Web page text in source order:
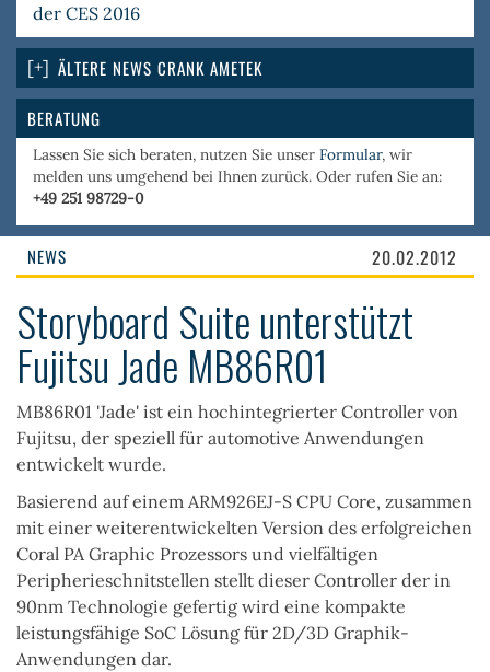
der CES 2016
ÄLTERE NEWS CRANK AMETEK
BERATUNG
Lassen Sie sich beraten, nutzen Sie unser Formular, wir
melden uns umgehend bei Ihnen zurück. Oder rufen Sie an:
+49 251 98729-0
NEWS 20.02.2012
Storyboard Suite unterstützt
Fujitsu Jade MB86R01
MB86R01 'Jade' ist ein hochintegrierter Controller von
Fujitsu, der speziell für automotive Anwendungen
entwickelt wurde.
Basierend auf einem ARM926EJ-S CPU Core, zusammen
mit einer weiterentwickelten Version des erfolgreichen
Coral PA Graphic Prozessors und vielfältigen
Peripherieschnitstellen stellt dieser Controller der in
90nm Technologie gefertig wird eine kompakte
leistungsfähige SoC Lösung für 2D/3D Graphik-
Anwendungen dar.